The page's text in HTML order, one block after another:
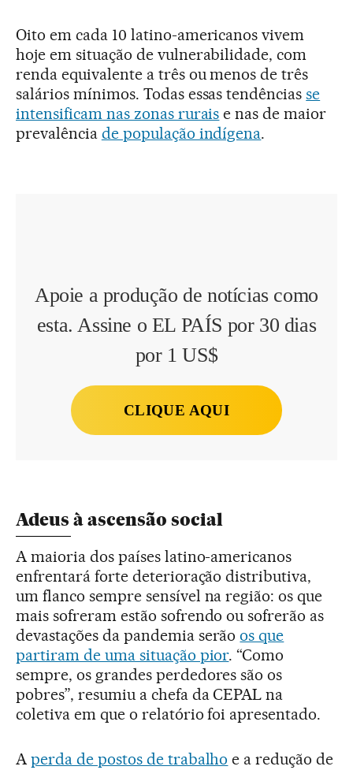
Oito em cada 10 latino-americanos vivem
hoje em situação de vulnerabilidade, com
renda equivalente a três ou menos de três
salários mínimos. Todas essas tendênciasse
intensificam nas zonas rurais e nas de maior
prevalência de população indígena.
Apoie a produção de notícias como
esta. Assine o EL PAÍS por 30 dias
por 1 US$
CLIQUE AQUI
Adeus à ascensão social
A maioria dos países latino-americanos
enfrentará forte deterioração distributiva,
um flanco sempre sensível na região: os que
mais sofreram estão sofrendo ou sofrerão as
devastações da pandemia serãoos que
partiram de uma situação pior. “Como
sempre, os grandes perdedores são os
pobres”, resumiu a chefa da CEPAL na
coletiva em que o relatório foi apresentado.
A perda de postos de trabalho e a redução de